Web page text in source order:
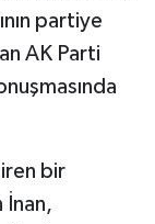
partiye
AK Parti
bir
İnan,